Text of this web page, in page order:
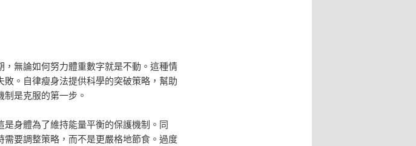
無論如何努力體重數字就是不動。這種情
。自律瘦身法提供科學的突破策略，幫助
是克服的第一步。
身體為了維持能量平衡的保護機制。同
要調整策略，而不是更嚴格地節食。過度